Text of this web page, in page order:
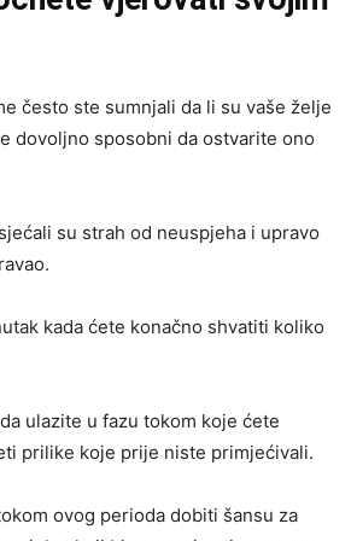
često ste sumnjali da li su vaše želje
dovoljno sposobni da ostvarite ono
su strah od neuspjeha i upravo
kada ćete konačno shvatiti koliko
ulazite u fazu tokom koje ćete
prilike koje prije niste primjećivali.
ovog perioda dobiti šansu za